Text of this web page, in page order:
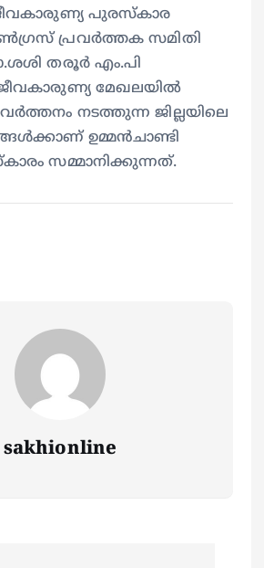
പുരസ്‌കാര
പ്രവര്‍ത്തക സമിതി
തരൂര്‍ എം.പി
ജീവകാരുണ്യ മേഖലയില്‍
നടത്തുന്ന ജില്ലയിലെ
ഉമ്മന്‍ചാണ്ടി
സമ്മാനിക്കുന്നത്.
sakhionline